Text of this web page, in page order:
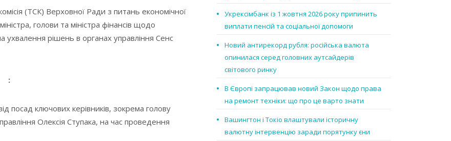
(ТСК) Верховної Ради з питань економічної
голови та міністра фінансів щодо
ухвалення рішень в органах управління Сенс
:
посад ключових керівників, зокрема голову
Олексія Ступака, на час проведення
Укрексімбанк із 1 жовтня 2026 року припинить
виплати пенсій та соціальної допомоги
Новий антирекорд рубля: російська валюта
опинилася серед головних аутсайдерів
світового ринку
В Європі запрацював новий Закон щодо права
на ремонт техніки: що про це варто знати
Вашингтон і Токіо влаштували історичну
валютну інтервенцію заради порятунку єни